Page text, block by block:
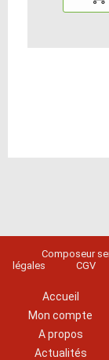
Composeur
légales
CGV
Accueil
Mon compte
A propos
Actualités